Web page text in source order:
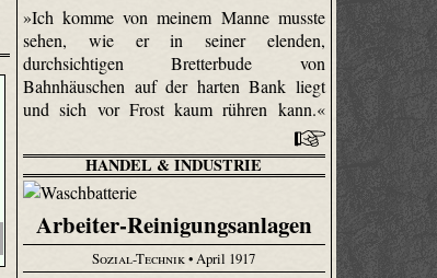
»Ich komme von meinem Manne musste
sehen, wie er in seiner elenden,
durchsichtigen Bretterbude von
Bahnhäuschen auf der harten Bank liegt
und sich vor Frost kaum rühren kann.«
HANDEL & INDUSTRIE
Arbeiter-Reinigungsanlagen
Sozial-Technik• April 1917